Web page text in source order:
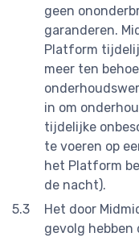
geen
garanderen.
Platform
meer ten
in om
tijdelijke
te voeren op
het Platform
de nacht).
Het door
gevolg